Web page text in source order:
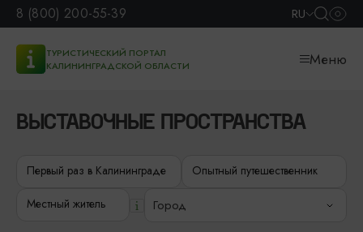
8 (800) 200-55-39 RU
ТУРИСТИЧЕСКИЙ ПОРТАЛ
КАЛИНИНГРАДСКОЙ ОБЛАСТИ
Меню
ВЫСТАВОЧНЫЕ ПРОСТРАНСТВА
Первый раз в Калининграде Опытный путешественник
Местный житель Город